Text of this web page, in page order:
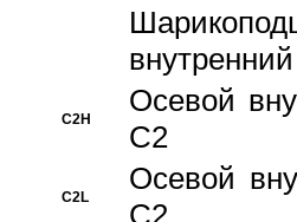
C2H
Осевой
C2
C2L
Осевой
C2